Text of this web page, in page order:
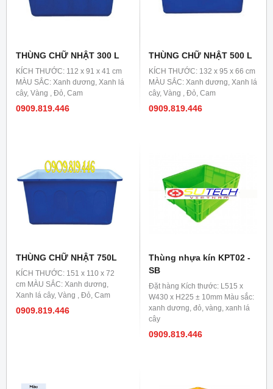
THÙNG CHỮ NHẬT 300 L
KÍCH THƯỚC: 112 x 91 x 41 cm
MÀU SẮC: Xanh dương, Xanh lá
cây, Vàng , Đỏ, Cam
0909.819.446
THÙNG CHỮ NHẬT 500 L
KÍCH THƯỚC: 132 x 95 x 66 cm
MÀU SẮC: Xanh dương, Xanh lá
cây, Vàng , Đỏ, Cam
0909.819.446
THÙNG CHỮ NHẬT 750L
KÍCH THƯỚC: 151 x 110 x 72
cm MÀU SẮC: Xanh dương,
Xanh lá cây, Vàng , Đỏ, Cam
0909.819.446
Thùng nhựa kín KPT02 -
SB
Đặt hàng Kích thước: L515 x
W430 x H225 ± 10mm Màu sắc:
xanh dương, đỏ, vàng, xanh lá
cây
0909.819.446